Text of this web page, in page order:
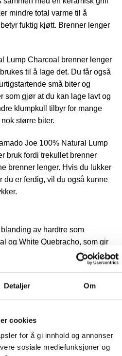
Detaljer Om
cookies
for å gi innhold og annonser
sosiale mediefunksjoner og
mindre total varme til å
fuktig kjøtt. Brenner lenger
Lump Charcoal brenner lenger
til å lage det. Du får også
små biter og
som gjør at du kan lage lavt og
klumpkull tilbyr for mange
større biter.
Joe 100% Natural Lump
bruk fordi trekullet brenner
brenner lenger. Hvis du lukker
du er ferdig, vil du også kunne
av hardtre som
og White Quebracho, som gir
White Quebracho